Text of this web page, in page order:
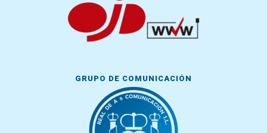
GRUPO DE COMUNICACIÓN